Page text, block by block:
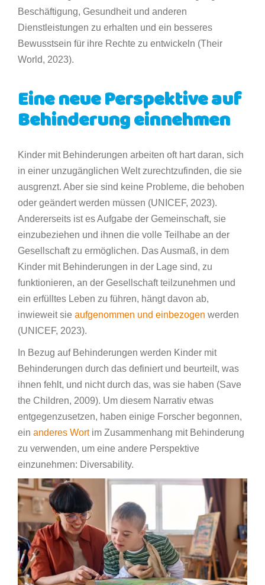
Beschäftigung, Gesundheit und anderen
Dienstleistungen zu erhalten und ein besseres
Bewusstsein für ihre Rechte zu entwickeln (Their
World, 2023).
Eine neue Perspektive auf
Behinderung einnehmen
Kinder mit Behinderungen arbeiten oft hart daran, sich
in einer unzugänglichen Welt zurechtzufinden, die sie
ausgrenzt. Aber sie sind keine Probleme, die behoben
oder geändert werden müssen (UNICEF, 2023).
Andererseits ist es Aufgabe der Gemeinschaft, sie
einzubeziehen und ihnen die volle Teilhabe an der
Gesellschaft zu ermöglichen. Das Ausmaß, in dem
Kinder mit Behinderungen in der Lage sind, zu
funktionieren, an der Gesellschaft teilzunehmen und
ein erfülltes Leben zu führen, hängt davon ab,
inwieweit sie aufgenommen und einbezogen werden
(UNICEF, 2023).
In Bezug auf Behinderungen werden Kinder mit
Behinderungen durch das definiert und beurteilt, was
ihnen fehlt, und nicht durch das, was sie haben (Save
the Children, 2009). Um diesem Narrativ etwas
entgegenzusetzen, haben einige Forscher begonnen,
ein anderes Wortim Zusammenhang mit Behinderung
zu verwenden, um eine andere Perspektive
einzunehmen: Diversability.